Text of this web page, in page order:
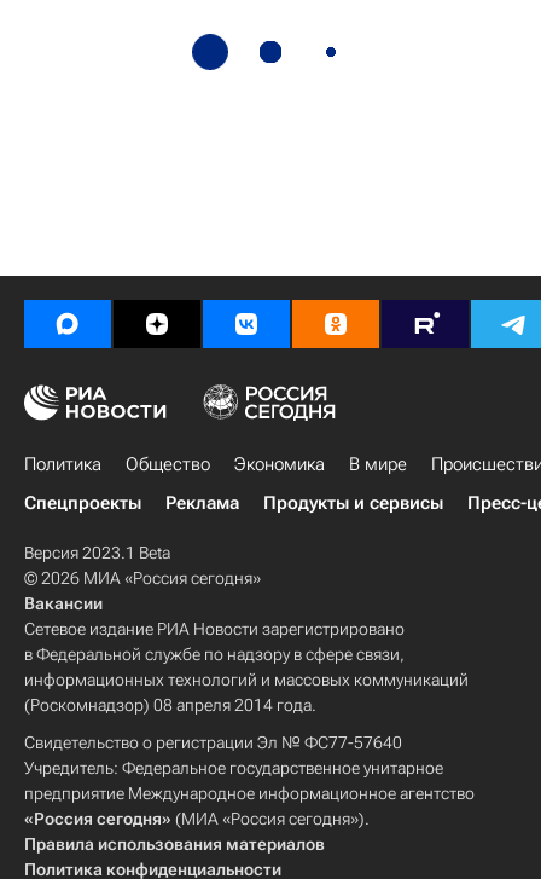
Политика Общество Экономика В мире
Спецпроекты
Реклама Продукты и сервисы Пресс-
Версия 2023.1 Beta
© 2026 МИА «Россия сегодня»
Вакансии
Сетевое издание РИА Новости зарегистрировано
в Федеральной службе по надзору в сфере связи,
информационных технологий и массовых коммуникаций
(Роскомнадзор) 08 апреля 2014 года.
Свидетельство о регистрации Эл № ФС77-57640
Учредитель: Федеральное государственное унитарное
предприятие Международное информационное агентство
«Россия сегодня» (МИА «Россия сегодня»).
Правила использования материалов
Политика конфиденциальности